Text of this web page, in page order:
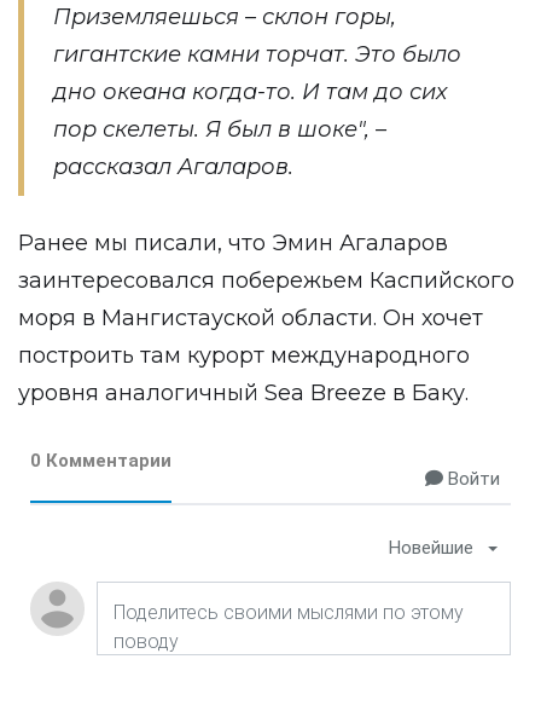
Приземляешься – склон горы,
гигантские камни торчат. Это было
дно океана когда-то. И там до сих
пор скелеты. Я был в шоке", –
рассказал Агаларов.
Ранее мы писали, что Эмин Агаларов
заинтересовался побережьем Каспийского
моря в Мангистауской области. Он хочет
построить там курорт международного
уровня аналогичный Sea Breeze в Баку.
0 Комментарии
Войти
Новейшие